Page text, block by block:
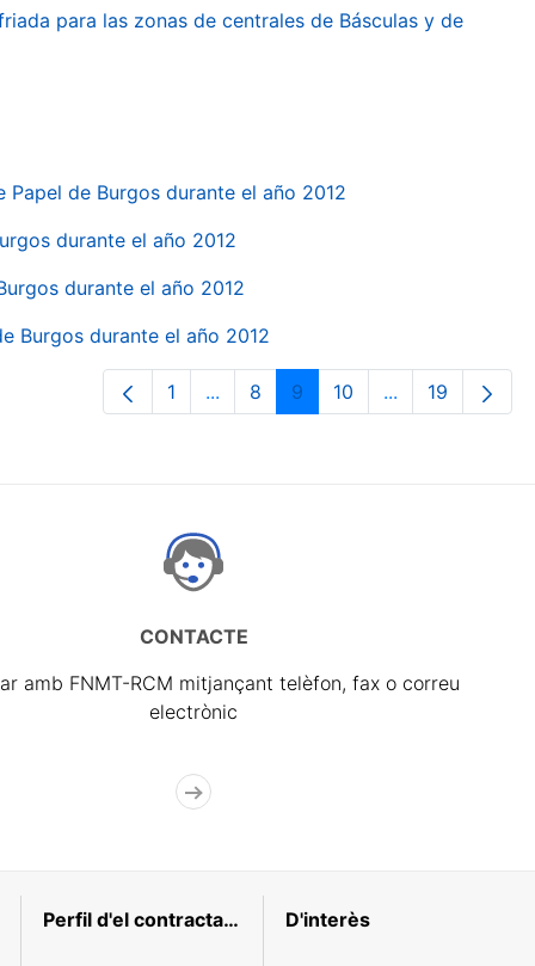
para las zonas de centrales de Básculas y de
de Burgos durante el año 2012
durante el año 2012
durante el año 2012
Burgos durante el año 2012
Pàgina
1 ...Pàgines intermèdies Utilitzeu TAB
Pàgina
8 Pàgina
9 Pàgina
10 ...PàginesPàgina
19
CONTACTE
amb FNMT-RCM mitjançant telèfon, fax o correu
electrònic
Perfil d'el contractant D'interès